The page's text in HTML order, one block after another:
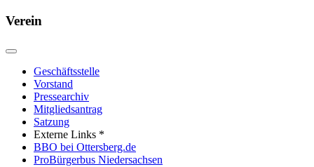
Verein
Geschäftsstelle
Vorstand
Pressearchiv
Mitgliedsantrag
Satzung
Externe Links *
BBO bei Ottersberg.de
ProBürgerbus Niedersachsen